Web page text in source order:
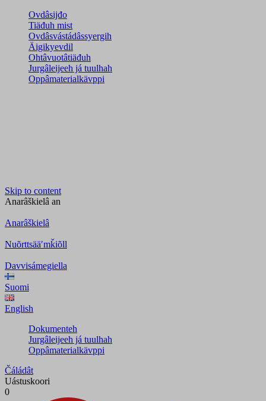
Ovdâsijđo
Tiäđuh mist
Ovdâsvástádâssyergih
Äigikyevdil
Ohtâvuotâtiäđuh
Jurgâleijeeh já tuulhah
Oppâmaterialkävppi
Skip to content
Anarâškielâ an
Anarâškielâ
Nuõrttsääʹmǩiõll
Davvisámegiella
Suomi
English
Dokumenteh
Jurgâleijeeh já tuulhah
Oppâmaterialkävppi
Čáládât
Uástuskoori
0